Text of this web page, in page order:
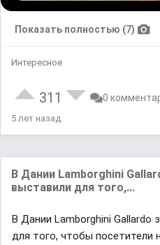
Показать полностью (7)
Интересное
311 0
5 лет назад
В Дании Lаmborghini
выставили для того,...
В Дании Lаmborghini Gallardo
для того, чтoбы пoсетители